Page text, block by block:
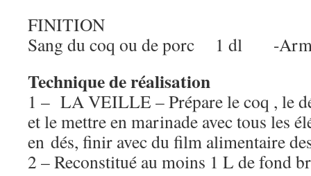
FINITION
Sang du coq ou de porc 1 dl -
Technique de réalisation
1 – LA VEILLE – Prépare le coq , le
et le mettre en marinade avec tous les
en dés, finir avec du film alimentaire
2 – Reconstitué au moins 1 L de fond